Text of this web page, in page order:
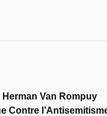
Van Rompuy
Contre